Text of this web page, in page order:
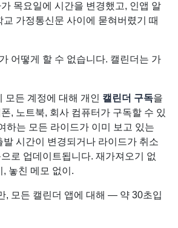
목요일에 시간을 변경했고, 인앱 알
가정통신문 사이에 묻혀버렸기 때
어떻게 할 수 없습니다. 캘린더는 가
모든 계정에 대해 개인 캘린더 구독을
, 노트북, 회사 컴퓨터가 구독할 수 있
하는 모든 라이드가 이미 보고 있는
발 시간이 변경되거나 라이드가 취소
로 업데이트됩니다. 재가져오기 없
, 놓친 메모 없이.
, 모든 캘린더 앱에 대해 — 약 30초입